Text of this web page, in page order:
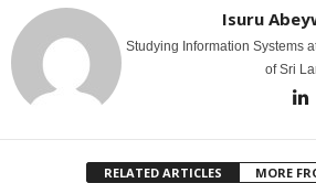
Isuru
Studying Information Systems
of Sri
RELATED ARTICLES MORE